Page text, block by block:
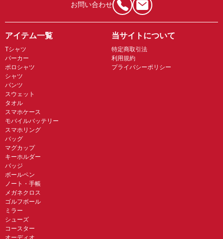
お問い合わせ
アイテム一覧
Tシャツ
パーカー
ポロシャツ
シャツ
パンツ
スウェット
タオル
スマホケース
モバイルバッテリー
スマホリング
バッグ
マグカップ
キーホルダー
バッジ
ボールペン
ノート・手帳
メガネクロス
ゴルフボール
ミラー
シューズ
コースター
オーディオ
当サイトについて
特定商取引法
利用規約
プライバシーポリシー